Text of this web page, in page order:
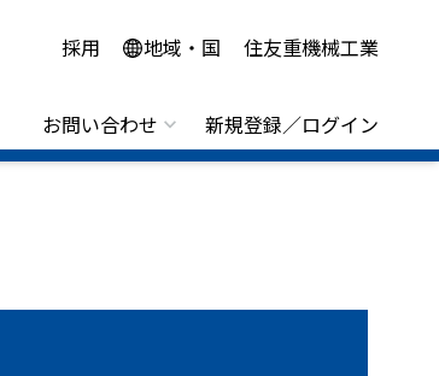
採用 地域・国 住友重機械工業
お問い合わせ 新規登録／ログイン